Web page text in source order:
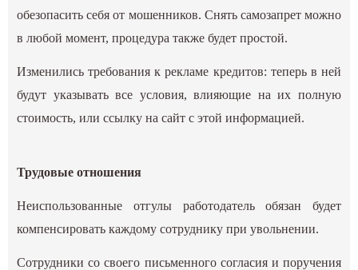
обезопасить себя от мошенников. Снять самозапрет можно
в любой момент, процедура также будет простой.
Изменились требования к рекламе кредитов: теперь в ней
будут указывать все условия, влияющие на их полную
стоимость, или ссылку на сайт с этой информацией.
Трудовые отношения
Неиспользованные отгулы работодатель обязан будет
компенсировать каждому сотруднику при увольнении.
Сотрудники со своего письменного согласия и поручения